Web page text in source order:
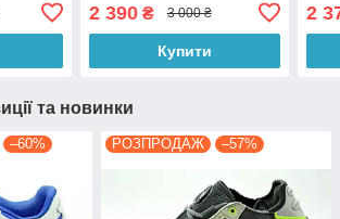
2 390₴ 3 000 ₴
Купити
2
та новинки
–60% РОЗПРОДАЖ –57%